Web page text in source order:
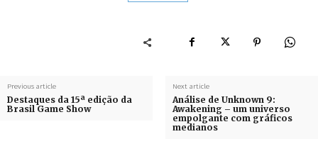
Previous article
Destaques da 15ª edição da
Brasil Game Show
Next article
Análise de Unknown 9:
Awakening – um universo
empolgante com gráficos
medianos